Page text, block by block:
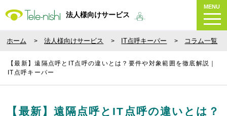
法人様向けサービス
MENU
ホーム 法人様向けサービス IT点呼キーパー コラム一覧
【最新】遠隔点呼とIT点呼の違いとは？要件や対象範囲を徹底解説｜
IT点呼キーパー
【最新】遠隔点呼とIT点呼の違いとは？